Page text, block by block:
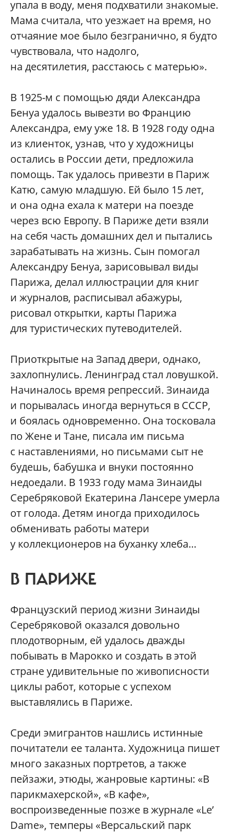
упала в воду, меня подхватили знакомые.
Мама считала, что уезжает на время, но
отчаяние мое было безгранично, я будто
чувствовала, что надолго,
на десятилетия, расстаюсь с матерью».
В 1925-м с помощью дяди Александра
Бенуа удалось вывезти во Францию
Александра, ему уже 18. В 1928 году одна
из клиенток, узнав, что у художницы
остались в России дети, предложила
помощь. Так удалось привезти в Париж
Катю, самую младшую. Ей было 15 лет,
и она одна ехала к матери на поезде
через всю Европу. В Париже дети взяли
на себя часть домашних дел и пытались
зарабатывать на жизнь. Сын помогал
Александру Бенуа, зарисовывал виды
Парижа, делал иллюстрации для книг
и журналов, расписывал абажуры,
рисовал открытки, карты Парижа
для туристических путеводителей.
Приоткрытые на Запад двери, однако,
захлопнулись. Ленинград стал ловушкой.
Начиналось время репрессий. Зинаида
и порывалась иногда вернуться в СССР,
и боялась одновременно. Она тосковала
по Жене и Тане, писала им письма
с наставлениями, но письмами сыт не
будешь, бабушка и внуки постоянно
недоедали. В 1933 году мама Зинаиды
Серебряковой Екатерина Лансере умерла
от голода. Детям иногда приходилось
обменивать работы матери
у коллекционеров на буханку хлеба…
В ПАРИЖЕ
Французский период жизни Зинаиды
Серебряковой оказался довольно
плодотворным, ей удалось дважды
побывать в Марокко и создать в этой
стране удивительные по живописности
циклы работ, которые с успехом
выставлялись в Париже.
Среди эмигрантов нашлись истинные
почитатели ее таланта. Художница пишет
много заказных портретов, а также
пейзажи, этюды, жанровые картины: «В
парикмахерской», «В кафе»,
воспроизведенные позже в журнале «Le’
Dame», темперы «Версальский парк